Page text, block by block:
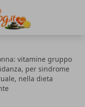
vitamine gruppo
per sindrome
nella dieta